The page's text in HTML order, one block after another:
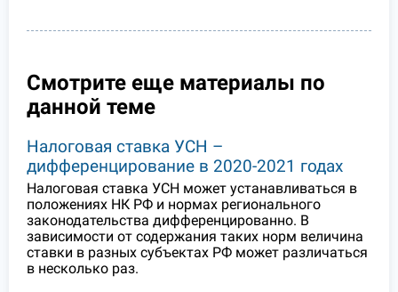
Смотрите еще материалы по
данной теме
Налоговая ставка УСН –
дифференцирование в 2020-2021 годах
Налоговая ставка УСН может устанавливаться в
положениях НК РФ и нормах регионального
законодательства дифференцированно. В
зависимости от содержания таких норм величина
ставки в разных субъектах РФ может различаться
в несколько раз.